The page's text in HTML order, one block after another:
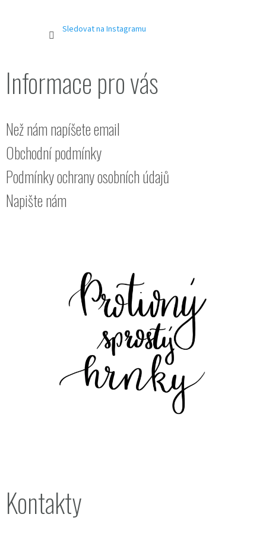
Sledovat na Instagramu
Informace pro vás
Než nám napíšete email
Obchodní podmínky
Podmínky ochrany osobních údajů
Napište nám
Kontakty